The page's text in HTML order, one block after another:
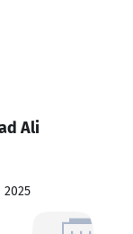
Ali
2025